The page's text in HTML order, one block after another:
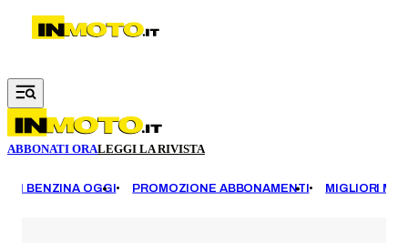
Vai al contenuto principale
ABBONATI ORALEGGI LA RIVISTA
BENZINA OGGI PROMOZIONE ABBONAMENTI MIGLIORI